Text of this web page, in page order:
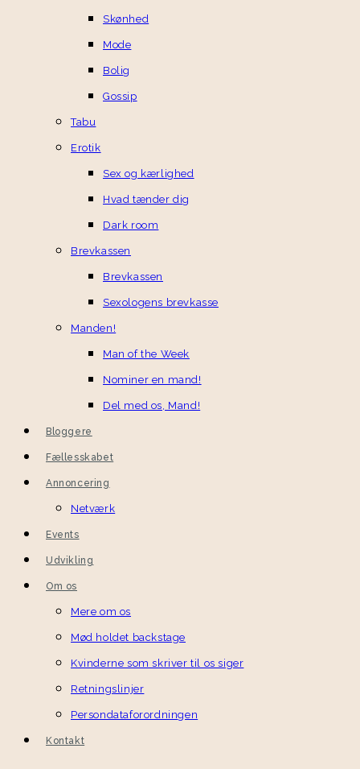
Skønhed
Mode
Bolig
Gossip
Tabu
Erotik
Sex og kærlighed
Hvad tænder dig
Dark room
Brevkassen
Brevkassen
Sexologens brevkasse
Manden!
Man of the Week
Nominer en mand!
Del med os, Mand!
Bloggere
Fællesskabet
Annoncering
Netværk
Events
Udvikling
Om os
Mere om os
Mød holdet backstage
Kvinderne som skriver til os siger
Retningslinjer
Persondataforordningen
Kontakt